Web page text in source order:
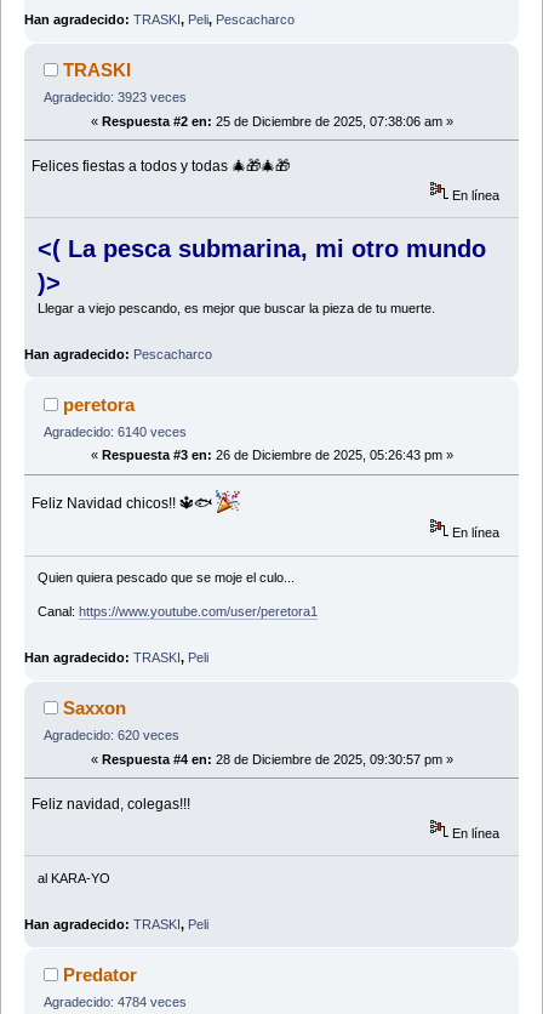
Han agradecido: TRASKI , Peli, Pescacharco
TRASKI
Agradecido: 3923 veces
« Respuesta #2 en: 25 de Diciembre de 2025, 07:38:06 am »
Felices fiestas a todos y todas 🎄🎁🎄🎁
En línea
<( La pesca submarina, mi otro mundo
)>
Llegar a viejo pescando, es mejor que buscar la pieza de tu muerte.
Han agradecido: Pescacharco
peretora
Agradecido: 6140 veces
« Respuesta #3 en: 26 de Diciembre de 2025, 05:26:43 pm »
Feliz Navidad chicos!! 🔱🐟
En línea
Quien quiera pescado que se moje el culo...
Canal: https://www.youtube.com/user/peretora1
Han agradecido: TRASKI , Peli
Saxxon
Agradecido: 620 veces
« Respuesta #4 en: 28 de Diciembre de 2025, 09:30:57 pm »
Feliz navidad, colegas!!!
En línea
al KARA-YO
Han agradecido: TRASKI, Peli
Predator
Agradecido: 4784 veces